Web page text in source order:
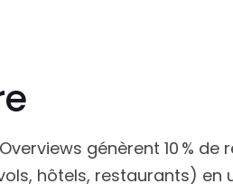
génèrent 10 % de
hôtels, restaurants) en